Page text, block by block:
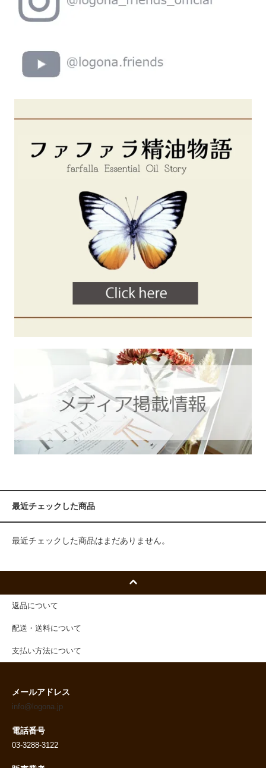
最近チェックした商品
最近チェックした商品はまだありません。
返品について
配送・送料について
支払い方法について
メールアドレス
info@logona.jp
電話番号
03-3288-3122